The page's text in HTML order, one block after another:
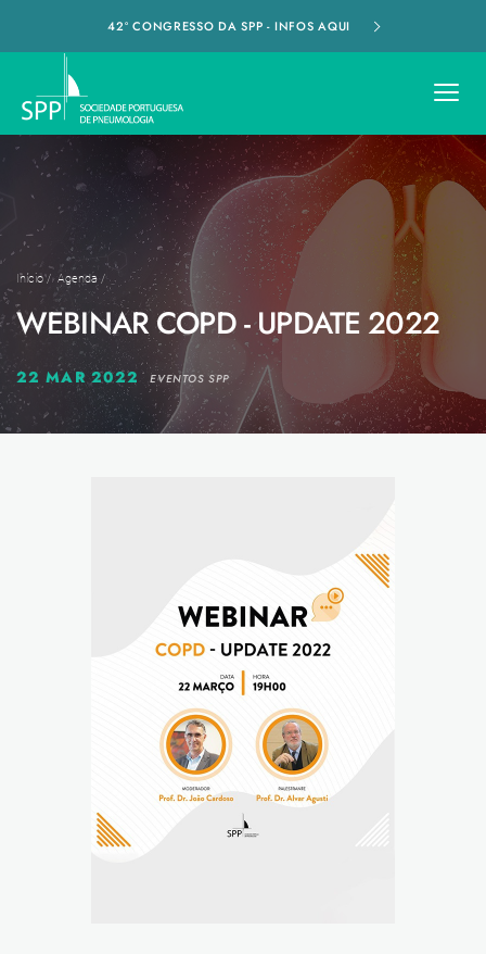
42º CONGRESSO DA SPP - INFOS AQUI
Início/ Agenda /
WEBINAR COPD - UPDATE 2022
22 MAR 2022 EVENTOS SPP